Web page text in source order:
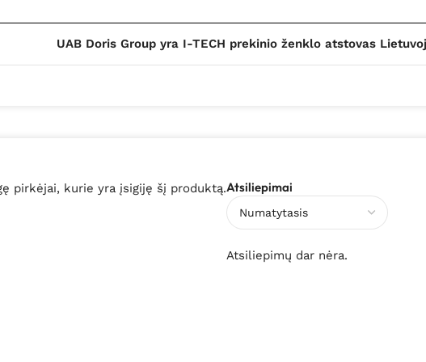
UAB Doris Group yra I-TECH prekinio ženklo atstovas
Atsiliepimai
Atsiliepimų dar nėra.
pirkėjai, kurie yra įsigiję šį produktą.